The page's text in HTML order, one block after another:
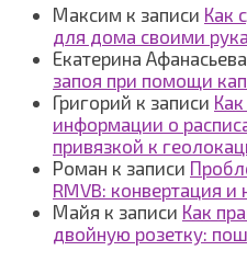
Максим к записи Как
для дома своими
Екатерина Афанасьева
запоя при помощи
Григорий к записи
информации о
привязкой к
Роман к записи
RMVB: конвертация и
Майя к записи Как
двойную розетку: